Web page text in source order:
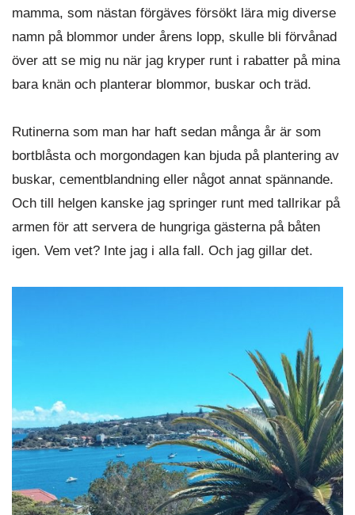
mamma, som nästan förgäves försökt lära mig diverse
namn på blommor under årens lopp, skulle bli förvånad
över att se mig nu när jag kryper runt i rabatter på mina
bara knän och planterar blommor, buskar och träd.
Rutinerna som man har haft sedan många år är som
bortblåsta och morgondagen kan bjuda på plantering av
buskar, cementblandning eller något annat spännande.
Och till helgen kanske jag springer runt med tallrikar på
armen för att servera de hungriga gästerna på båten
igen. Vem vet? Inte jag i alla fall. Och jag gillar det.